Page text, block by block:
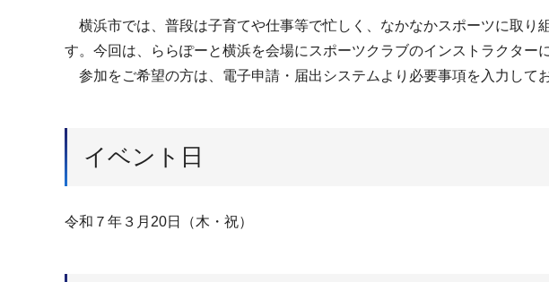
横浜市では、普段は子育てや仕事等で忙しく、なかなかスポーツに取り
す。今回は、ららぽーと横浜を会場にスポーツクラブのインストラクター
参加をご希望の方は、電子申請・届出システムより必要事項を入力して
イベント日
令和７年３月20日（木・祝）